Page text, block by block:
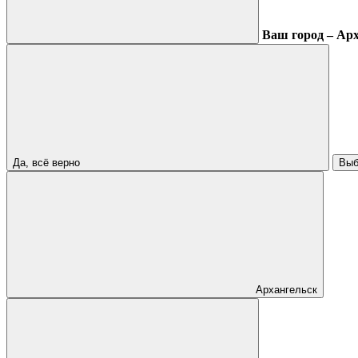
Ваш город –
Да, всё верно
Архангельск